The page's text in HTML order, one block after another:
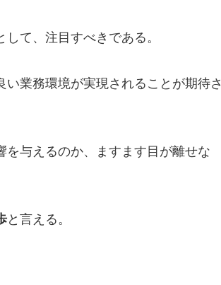
て、注目すべきである。
業務環境が実現されることが期待さ
与えるのか、ますます目が離せな
と言える。